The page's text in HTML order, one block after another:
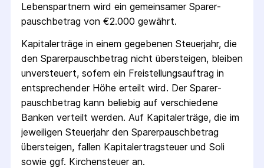
Lebenspartnern wird ein gemeinsamer Sparer­
pausch­betrag von €2.000 gewährt.
Kapitalerträge in einem gegebenen Steuerjahr, die
den Sparer­pausch­betrag nicht übersteigen, bleiben
unversteuert, sofern ein Freistellungs­auftrag in
entsprechender Höhe erteilt wird. Der Sparer­
pausch­betrag kann beliebig auf verschiedene
Banken verteilt werden. Auf Kapitalerträge, die im
jeweiligen Steuerjahr den Sparer­pausch­betrag
übersteigen, fallen Kapital­ertrag­steuer und Soli
sowie ggf. Kirchensteuer an.